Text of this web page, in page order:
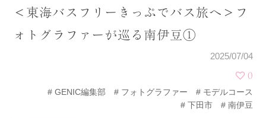
東伊豆
＜東海バスフリーきっぷでバス旅へ＞フ
ォトグラファーが巡る南伊豆①
2025/07/04
0
GENIC編集部
フォトグラファー
モデルコース
下田市
南伊豆